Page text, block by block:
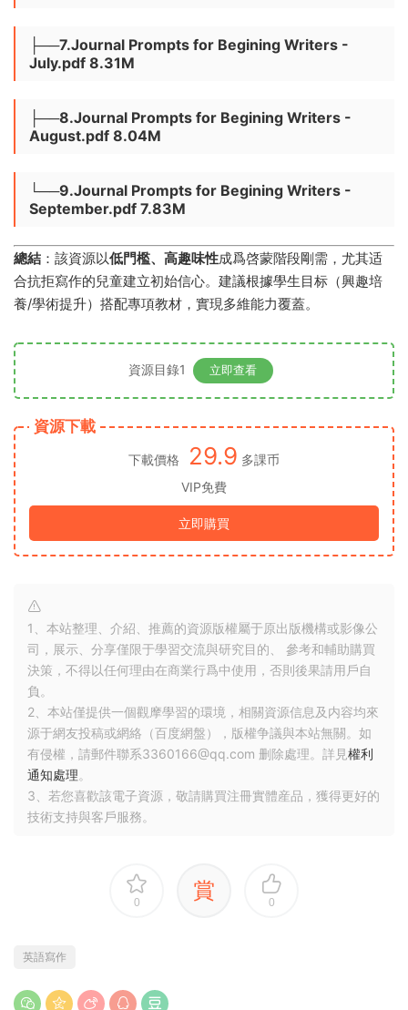
├──7.Journal Prompts for Begining Writers -
July.pdf 8.31M
├──8.Journal Prompts for Begining Writers -
August.pdf 8.04M
└──9.Journal Prompts for Begining Writers -
September.pdf 7.83M
總結 ​：該資源以低門檻、高趣味性成爲啓蒙階段剛需，尤其适
合抗拒寫作的兒童建立初始信心。建議根據學生目标（興趣培
養/學術提升）搭配專項教材，實現多維能力覆蓋。
資源目錄1 立即查看
資源下載
下載價格 29.9 多課币
VIP免費
立即購買
1、本站整理、介紹、推薦的資源版權屬于原出版機構或影像公
司，展示、分享僅限于學習交流與研究目的、 參考和輔助購買
決策，不得以任何理由在商業行爲中使用，否則後果請用戶自
負。
2、本站僅提供一個觀摩學習的環境，相關資源信息及内容均來
源于網友投稿或網絡（百度網盤），版權争議與本站無關。如
有侵權，請郵件聯系3360166@qq.com 删除處理。詳見權利
通知處理。
3、若您喜歡該電子資源，敬請購買注冊實體産品，獲得更好的
技術支持與客戶服務。
0 賞 0
英語寫作